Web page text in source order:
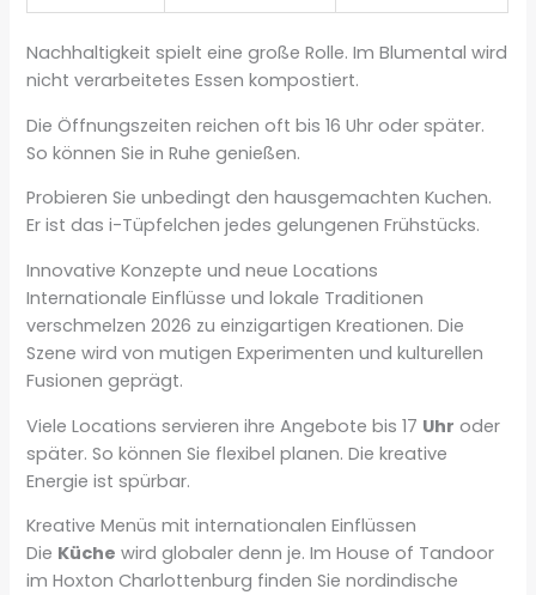
Nachhaltigkeit spielt eine große Rolle. Im Blumental wird
nicht verarbeitetes Essen kompostiert.
Die Öffnungszeiten reichen oft bis 16 Uhr oder später.
So können Sie in Ruhe genießen.
Probieren Sie unbedingt den hausgemachten Kuchen.
Er ist das i-Tüpfelchen jedes gelungenen Frühstücks.
Innovative Konzepte und neue Locations
Internationale Einflüsse und lokale Traditionen
verschmelzen 2026 zu einzigartigen Kreationen. Die
Szene wird von mutigen Experimenten und kulturellen
Fusionen geprägt.
Viele Locations servieren ihre Angebote bis 17 Uhr oder
später. So können Sie flexibel planen. Die kreative
Energie ist spürbar.
Kreative Menüs mit internationalen Einflüssen
Die Küche wird globaler denn je. Im House of Tandoor
im Hoxton Charlottenburg finden Sie nordindische